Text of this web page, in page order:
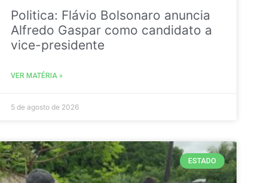
Politica: Flávio Bolsonaro anuncia
Alfredo Gaspar como candidato a
vice-presidente
VER MATÉRIA »
5 de agosto de 2026
ESTADO